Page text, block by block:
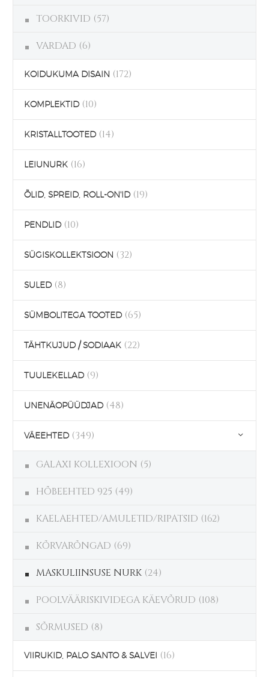
TOORKIVID (57)
VARDAD (6)
KOIDUKUMA DISAIN (172)
KOMPLEKTID (10)
KRISTALLTOOTED (14)
LEIUNURK (16)
ÕLID, SPREID, ROLL-ON'ID (19)
PENDLID (10)
SÜGISKOLLEKTSIOON (32)
SULED (8)
SÜMBOLITEGA TOOTED (65)
TÄHTKUJUD / SODIAAK (22)
TUULEKELLAD (9)
UNENÄOPÜÜDJAD (48)
VÄEEHTED (349)
GALAXI KOLLEXIOON (5)
HÕBEEHTED 925 (49)
KAELAEHTED/AMULETID/RIPATSID (162)
KÕRVARÕNGAD (69)
MASKULIINSUSE NURK (24)
POOLVÄÄRISKIVIDEGA KÄEVÕRUD (108)
SÕRMUSED (8)
VIIRUKID, PALO SANTO & SALVEI (16)